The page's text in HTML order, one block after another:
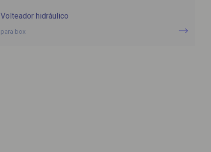
Volteador hidráulico
para box